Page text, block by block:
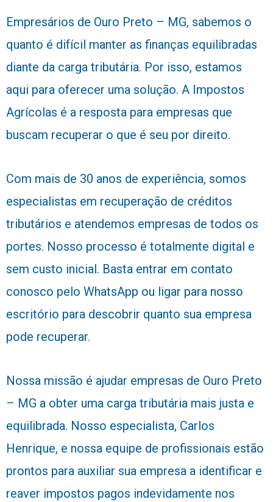
Empresários de Ouro Preto – MG, sabemos o
quanto é difícil manter as finanças equilibradas
diante da carga tributária. Por isso, estamos
aqui para oferecer uma solução. A Impostos
Agrícolas é a resposta para empresas que
buscam recuperar o que é seu por direito.
Com mais de 30 anos de experiência, somos
especialistas em recuperação de créditos
tributários e atendemos empresas de todos os
portes. Nosso processo é totalmente digital e
sem custo inicial. Basta entrar em contato
conosco pelo WhatsApp ou ligar para nosso
escritório para descobrir quanto sua empresa
pode recuperar.
Nossa missão é ajudar empresas de Ouro Preto
– MG a obter uma carga tributária mais justa e
equilibrada. Nosso especialista, Carlos
Henrique, e nossa equipe de profissionais estão
prontos para auxiliar sua empresa a identificar e
reaver impostos pagos indevidamente nos